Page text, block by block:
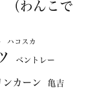
わんこで
ハコスカ
ベントレー
ンカーン 亀吉